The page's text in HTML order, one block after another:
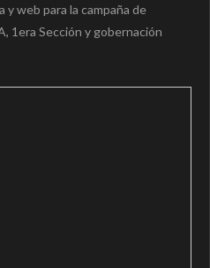
y web para la campaña de
1era Sección y gobernación